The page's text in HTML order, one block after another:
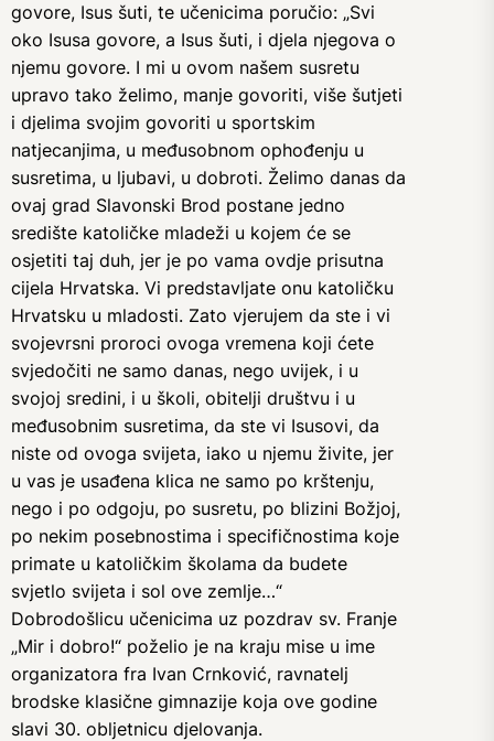
govore, Isus šuti, te učenicima poručio: „Svi
oko Isusa govore, a Isus šuti, i djela njegova o
njemu govore. I mi u ovom našem susretu
upravo tako želimo, manje govoriti, više šutjeti
i djelima svojim govoriti u sportskim
natjecanjima, u međusobnom ophođenju u
susretima, u ljubavi, u dobroti. Želimo danas da
ovaj grad Slavonski Brod postane jedno
središte katoličke mladeži u kojem će se
osjetiti taj duh, jer je po vama ovdje prisutna
cijela Hrvatska. Vi predstavljate onu katoličku
Hrvatsku u mladosti. Zato vjerujem da ste i vi
svojevrsni proroci ovoga vremena koji ćete
svjedočiti ne samo danas, nego uvijek, i u
svojoj sredini, i u školi, obitelji društvu i u
međusobnim susretima, da ste vi Isusovi, da
niste od ovoga svijeta, iako u njemu živite, jer
u vas je usađena klica ne samo po krštenju,
nego i po odgoju, po susretu, po blizini Božjoj,
po nekim posebnostima i specifičnostima koje
primate u katoličkim školama da budete
svjetlo svijeta i sol ove zemlje…“
Dobrodošlicu učenicima uz pozdrav sv. Franje
„Mir i dobro!“ poželio je na kraju mise u ime
organizatora fra Ivan Crnković, ravnatelj
brodske klasične gimnazije koja ove godine
slavi 30. obljetnicu djelovanja.